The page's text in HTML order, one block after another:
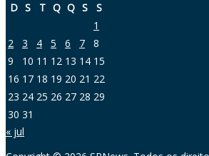
D S T Q Q S
S
1
2
3 4 5 6 7
8
9
10 11 12 13 14 15
16 17 18 19 20 21 22
23 24 25 26 27 28 29
30 31
« jul